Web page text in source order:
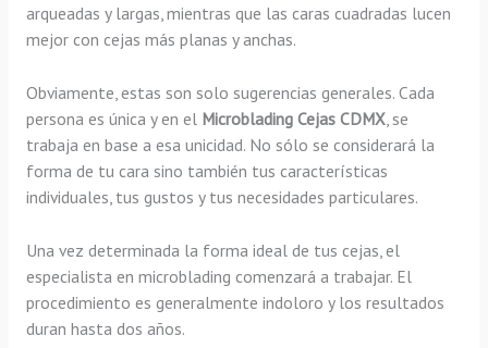
arqueadas y largas, mientras que las caras cuadradas lucen
mejor con cejas más planas y anchas.
Obviamente, estas son solo sugerencias generales. Cada
persona es única y en el Microblading Cejas CDMX, se
trabaja en base a esa unicidad. No sólo se considerará la
forma de tu cara sino también tus características
individuales, tus gustos y tus necesidades particulares.
Una vez determinada la forma ideal de tus cejas, el
especialista en microblading comenzará a trabajar. El
procedimiento es generalmente indoloro y los resultados
duran hasta dos años.